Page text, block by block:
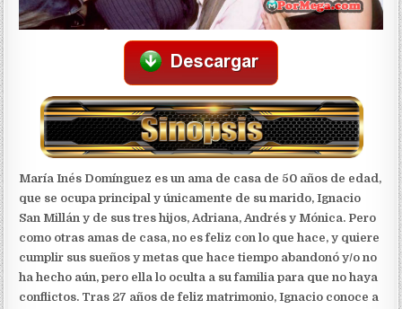
María Inés Domínguez es un ama de casa de 50 años de edad,
que se ocupa principal y únicamente de su marido, Ignacio
San Millán y de sus tres hijos, Adriana, Andrés y Mónica. Pero
como otras amas de casa, no es feliz con lo que hace, y quiere
cumplir sus sueños y metas que hace tiempo abandonó y/o no
ha hecho aún, pero ella lo oculta a su familia para que no haya
conflictos. Tras 27 años de feliz matrimonio, Ignacio conoce a